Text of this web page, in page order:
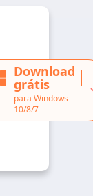
Download
grátis
para Windows
10/8/7